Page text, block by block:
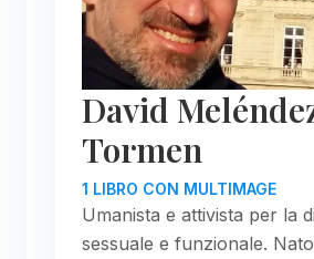
David
Tormen
1 LIBRO CON MULTIMAGE
Umanista e attivista per la
sessuale e funzionale.